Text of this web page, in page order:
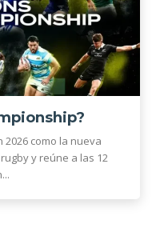
como la nueva
y reúne a las 12